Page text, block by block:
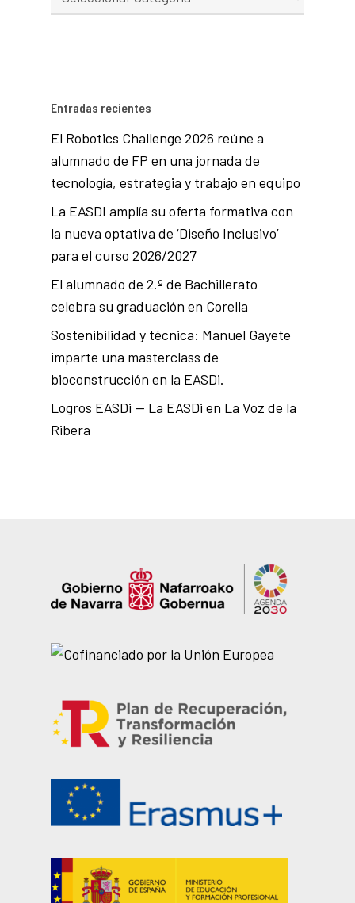
Entradas recientes
El Robotics Challenge 2026 reúne a
alumnado de FP en una jornada de
tecnología, estrategia y trabajo en equipo
La EASDI amplía su oferta formativa con
la nueva optativa de ‘Diseño Inclusivo’
para el curso 2026/2027
El alumnado de 2.º de Bachillerato
celebra su graduación en Corella
Sostenibilidad y técnica: Manuel Gayete
imparte una masterclass de
bioconstrucción en la EASDi.
Logros EASDi — La EASDi en La Voz de la
Ribera